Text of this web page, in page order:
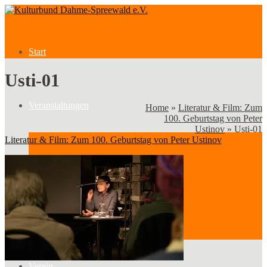
Start
Veranstaltungen
Kategorien
Usti-01
Home » Literatur & Film: Zum
100. Geburtstag von Peter
Ustinov » Usti-01
Literatur & Film: Zum 100. Geburtstag von Peter Ustinov